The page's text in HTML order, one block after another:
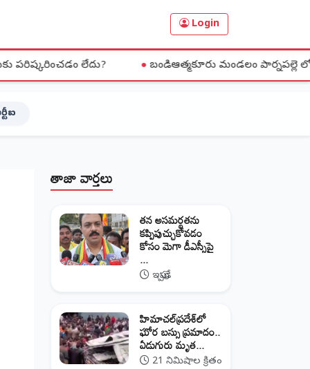
Login
●బండిఆత్మకూరు మండలం పార్నపల్లె లో PGRS నిర్వహించిన
తాజా వార్తలు
తన అసమర్థతను
కప్పిపుచ్చుకోవడం
కోసం మెగా డీఎస్సీపై
...
ఇప్పుడే
హిమాచల్‌ప్రదేశ్‌లో
ఘోర బస్సు ప్రమాదం..
ఏడుగురు మృత...
21 నిమిషాల క్రితం